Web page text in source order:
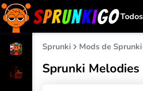
Sprunki Mods de Sprunki
Sprunki Melodies